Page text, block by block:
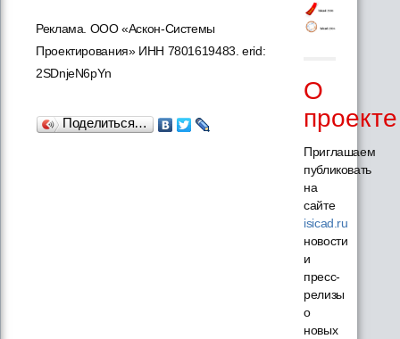
Реклама. ООО «Аскон-Системы
Проектирования» ИНН 7801619483. erid:
2SDnjeN6pYn
Поделиться…
О
проекте
Приглашаем
публиковать
на
сайте
isicad.ru
новости
и
пресс-
релизы
о
новых